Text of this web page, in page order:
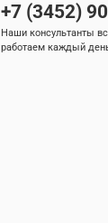
+7 (3452)
Наши консультанты
работаем каждый